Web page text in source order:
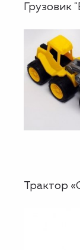
Грузовик
Трактор